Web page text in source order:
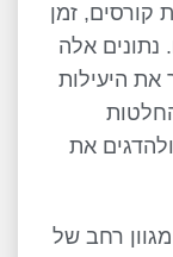
קורסים, זמן
נתונים אלה
את היעילות
את
רחב של